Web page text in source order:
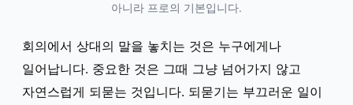
아니라 프로의 기본입니다.
회의에서 상대의 말을 놓치는 것은 누구에게나
일어납니다. 중요한 것은 그때 그냥 넘어가지 않고
자연스럽게 되묻는 것입니다. 되묻기는 부끄러운 일이